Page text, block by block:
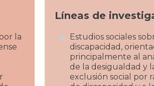
la
Líneas de
Estudios sociales
discapacidad,
principalmente al
de la desigualdad y
exclusión social por